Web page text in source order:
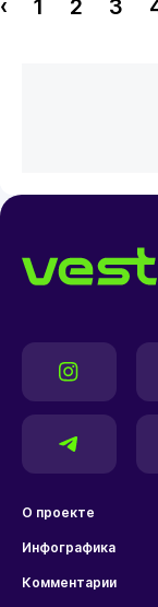
‹ 1 2 3
О проекте
Инфографика
Комментарии